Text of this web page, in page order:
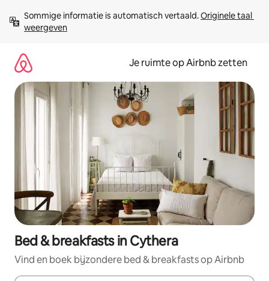
direct
naar
Sommige informatie is automatisch vertaald. Originele taal
weergeven
Je ruimte op Airbnb zetten
Bed & breakfasts in Cythera
Vind en boek bijzondere bed & breakfasts op Airbnb